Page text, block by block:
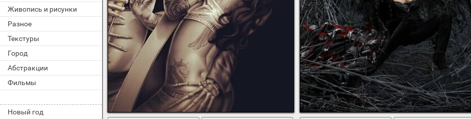
Живопись и рисунки
Разное
Текстуры
Город
Абстракции
Фильмы
Новый год